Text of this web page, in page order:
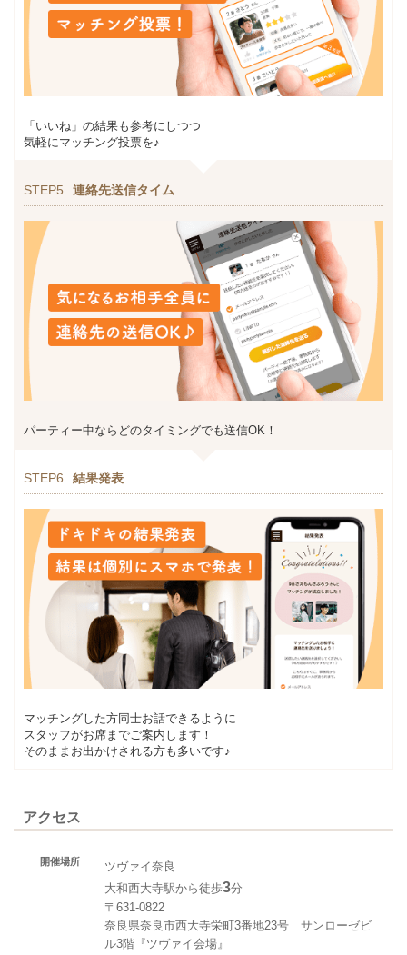
「いいね」の結果も参考にしつつ
気軽にマッチング投票を♪
STEP5 連絡先送信タイム
パーティー中ならどのタイミングでも送信OK！
STEP6 結果発表
マッチングした方同士お話できるように
スタッフがお席までご案内します！
そのままお出かけされる方も多いです♪
アクセス
開催場所
ツヴァイ奈良
大和西大寺駅から徒歩3分
〒631-0822
奈良県奈良市西大寺栄町3番地23号 サンローゼビ
ル3階『ツヴァイ会場』